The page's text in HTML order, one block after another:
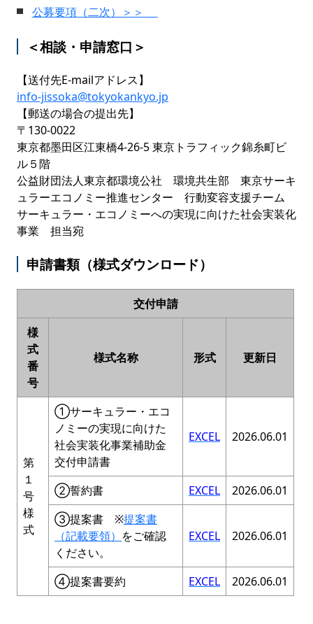
公募要項（二次）＞＞
＜相談・申請窓口＞
【送付先E-mailアドレス】
info-jissoka@tokyokankyo.jp
【郵送の場合の提出先】
〒130-0022
東京都墨田区江東橋4-26-5 東京トラフィック錦糸町ビ
ル５階
公益財団法人東京都環境公社 環境共生部 東京サーキ
ュラーエコノミー推進センター 行動変容支援チーム
サーキュラー・エコノミーへの実現に向けた社会実装化
事業 担当宛
申請書類（様式ダウンロード）
交付申請
様
式
番
号
様式名称 形式 更新日
第
１
号
様
式
①サーキュラー・エコ
ノミーの実現に向けた
社会実装化事業補助金
交付申請書
EXCEL 2026.06.01
②誓約書 EXCEL
2026.06.01
③提案書 ※提案書
（記載要領） をご確認
ください。
EXCEL 2026.06.01
④提案書要約 EXCEL 2026.06.01